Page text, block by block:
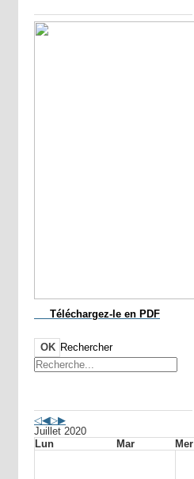
Téléchargez-le en PDF
OK Rechercher
Juillet 2020
Lun
Mar Mer